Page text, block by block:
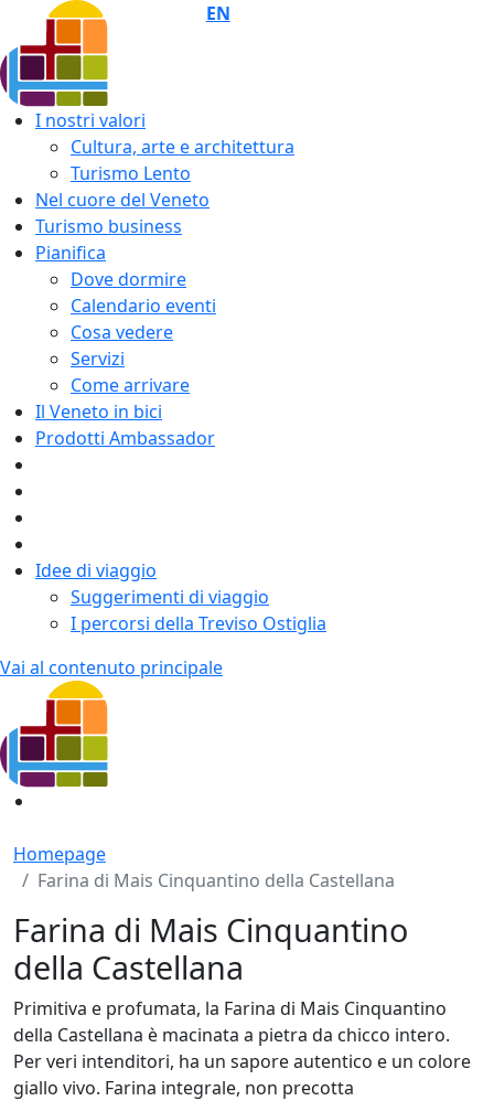
EN
I nostri valori
Cultura, arte e architettura
Turismo Lento
Nel cuore del Veneto
Turismo business
Pianifica
Dove dormire
Calendario eventi
Cosa vedere
Servizi
Come arrivare
Il Veneto in bici
Prodotti Ambassador
Idee di viaggio
Suggerimenti di viaggio
I percorsi della Treviso Ostiglia
Vai al contenuto principale
Homepage
Farina di Mais Cinquantino della Castellana
Farina di Mais Cinquantino
della Castellana
Primitiva e profumata, la Farina di Mais Cinquantino
della Castellana è macinata a pietra da chicco intero.
Per veri intenditori, ha un sapore autentico e un colore
giallo vivo. Farina integrale, non precotta